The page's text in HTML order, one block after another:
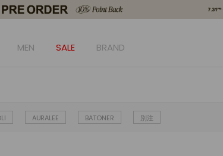
MEN SALE BRAND
AURALEE BATONER 別注